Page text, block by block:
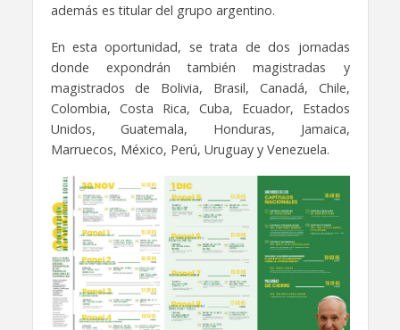
además es titular del grupo argentino.
En esta oportunidad, se trata de dos jornadas
donde expondrán también magistradas y
magistrados de Bolivia, Brasil, Canadá, Chile,
Colombia, Costa Rica, Cuba, Ecuador, Estados
Unidos, Guatemala, Honduras, Jamaica,
Marruecos, México, Perú, Uruguay y Venezuela.